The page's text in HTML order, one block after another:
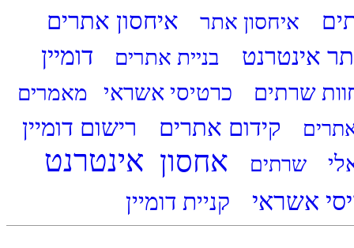
איחסון אתר איחסון אתרים
אינטרנט בניית אתרים דומיין
שרתים כרטיסי אשראי מאמרים
קידום אתרים רישום דומיין
שרתים אחסון אינטרנט
אשראי